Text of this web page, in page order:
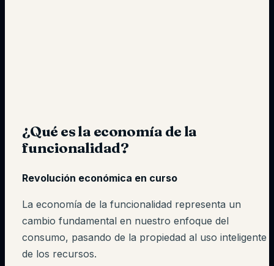
¿Qué es la economía de la
funcionalidad?
Revolución económica en curso
La economía de la funcionalidad representa un
cambio fundamental en nuestro enfoque del
consumo, pasando de la propiedad al uso inteligente
de los recursos.